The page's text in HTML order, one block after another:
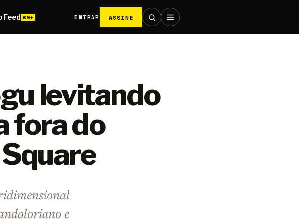
Feed ENTRAR ASSINE
levitando
fora do
e